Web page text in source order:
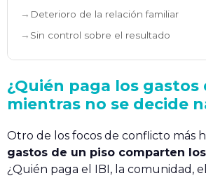
Deterioro de la relación familiar
Sin control sobre el resultado
¿Quién paga los gastos
mientras no se decide
Otro de los focos de conflicto más
gastos de un piso comparten
¿Quién paga el IBI, la comunidad,